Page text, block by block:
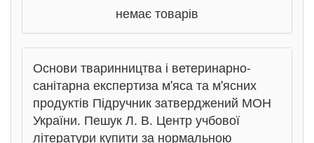
немає товарів
Основи тваринництва і ветеринарно-
санітарна експертиза м'яса та м'ясних
продуктів Підручник затверджений МОН
України. Пешук Л. В. Центр учбової
літератури купити за нормальною